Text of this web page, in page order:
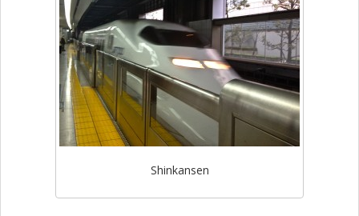
Shinkansen